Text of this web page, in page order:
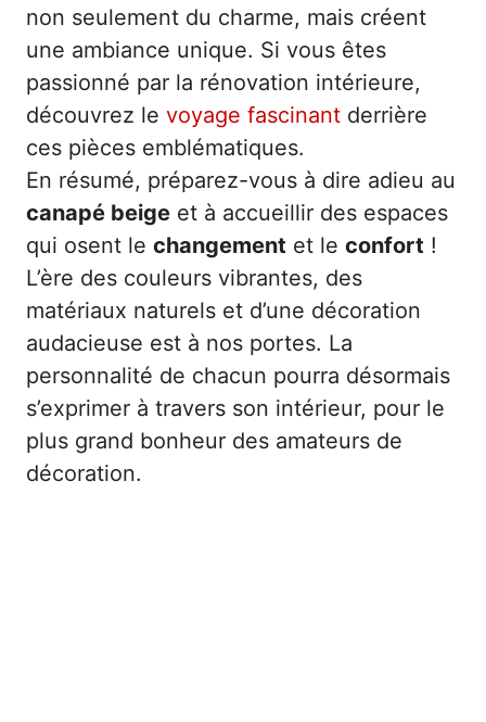
non seulement du charme, mais créent
une ambiance unique. Si vous êtes
passionné par la rénovation intérieure,
découvrez le voyage fascinant derrière
ces pièces emblématiques.
En résumé, préparez-vous à dire adieu au
canapé beige et à accueillir des espaces
qui osent le changement et le confort !
L’ère des couleurs vibrantes, des
matériaux naturels et d’une décoration
audacieuse est à nos portes. La
personnalité de chacun pourra désormais
s’exprimer à travers son intérieur, pour le
plus grand bonheur des amateurs de
décoration.